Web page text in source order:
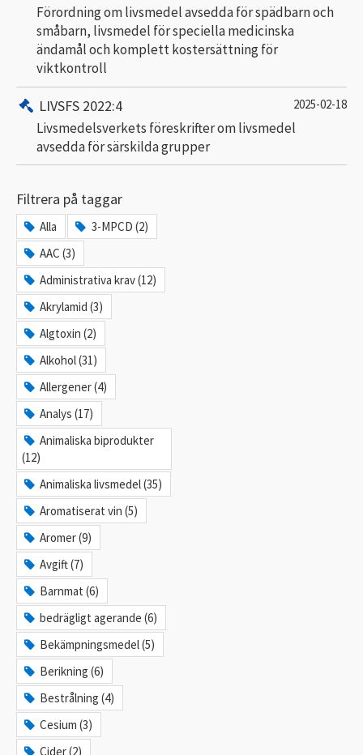
Förordning om livsmedel avsedda för spädbarn och
småbarn, livsmedel för speciella medicinska
ändamål och komplett kostersättning för
viktkontroll
LIVSFS 2022:4 2025-02-18
Livsmedelsverkets föreskrifter om livsmedel
avsedda för särskilda grupper
Filtrera på taggar
Alla
3-MPCD (2)
AAC (3)
Administrativa krav (12)
Akrylamid (3)
Algtoxin (2)
Alkohol (31)
Allergener (4)
Analys (17)
Animaliska biprodukter
(12)
Animaliska livsmedel (35)
Aromatiserat vin (5)
Aromer (9)
Avgift (7)
Barnmat (6)
bedrägligt agerande (6)
Bekämpningsmedel (5)
Berikning (6)
Bestrålning (4)
Cesium (3)
Cider (2)